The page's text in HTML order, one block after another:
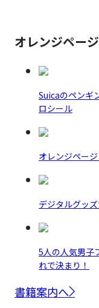
オレンジペー
Suicaのペンギ
ロシール
オレンジペー
デジタルグッ
5人の人気男子
れで決まり！
書籍案内へ